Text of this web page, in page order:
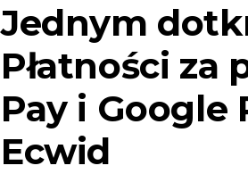
Jednym
Płatności za
Pay i Google
Ecwid